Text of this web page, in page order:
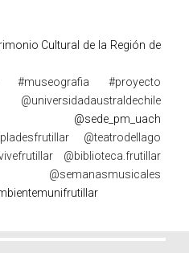
Cultural de la Región de
#museografia
#proyecto
@universidadaustraldechile
@teatrodellago
@biblioteca.frutillar
@semanasmusicales